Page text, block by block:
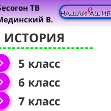
ТВ
В.
ИСТОРИЯ
5 класс
6 класс
7 класс